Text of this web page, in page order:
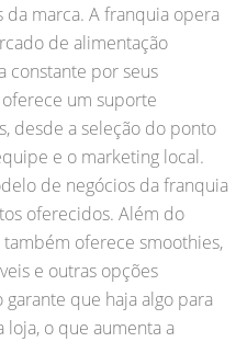
marca. A franquia opera
de alimentação
constante por seus
um suporte
desde a seleção do ponto
e o marketing local.
de negócios da franquia
oferecidos. Além do
oferece smoothies,
e outras opções
que haja algo para
o que aumenta a